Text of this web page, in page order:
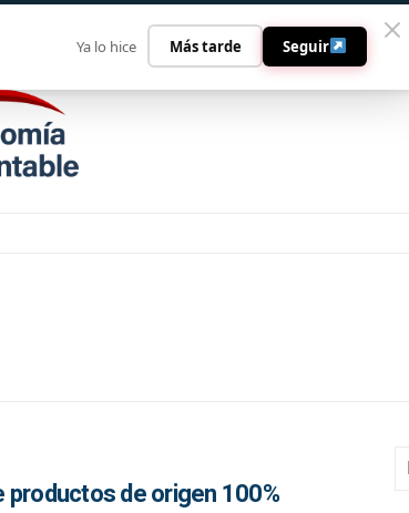
CONTACTO
de origen 100%
Ya lo hice Más tarde Seguir